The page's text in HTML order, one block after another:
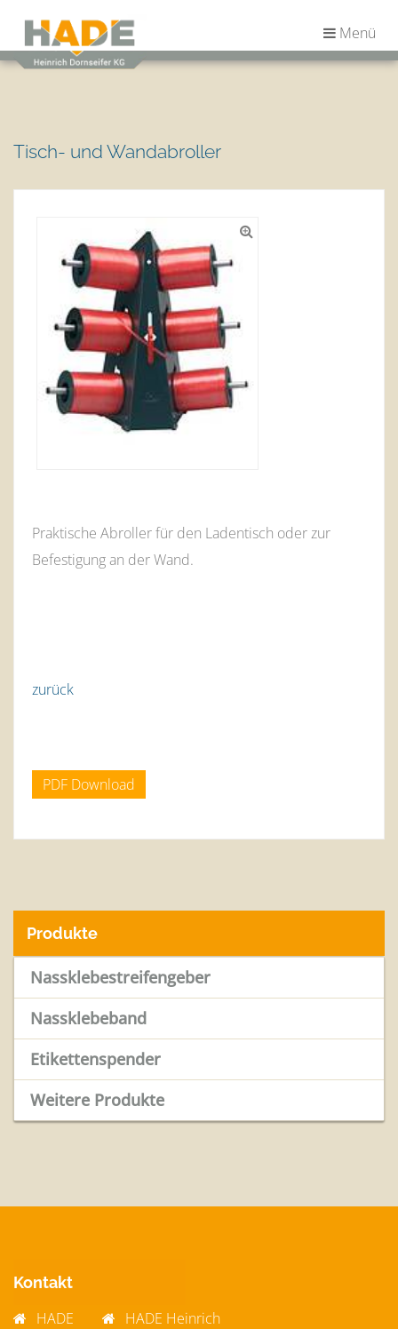
Menü
Tisch- und Wandabroller
Praktische Abroller für den Ladentisch oder zur
Befestigung an der Wand.
Produkte
Nassklebestreifengeber
Nassklebeband
Etikettenspender
Weitere Produkte
Kontakt
HADE
HADE Heinrich